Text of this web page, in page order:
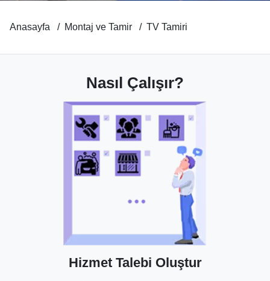
Anasayfa Montaj ve Tamir TV Tamiri
Nasıl Çalışır?
Hizmet Talebi Oluştur